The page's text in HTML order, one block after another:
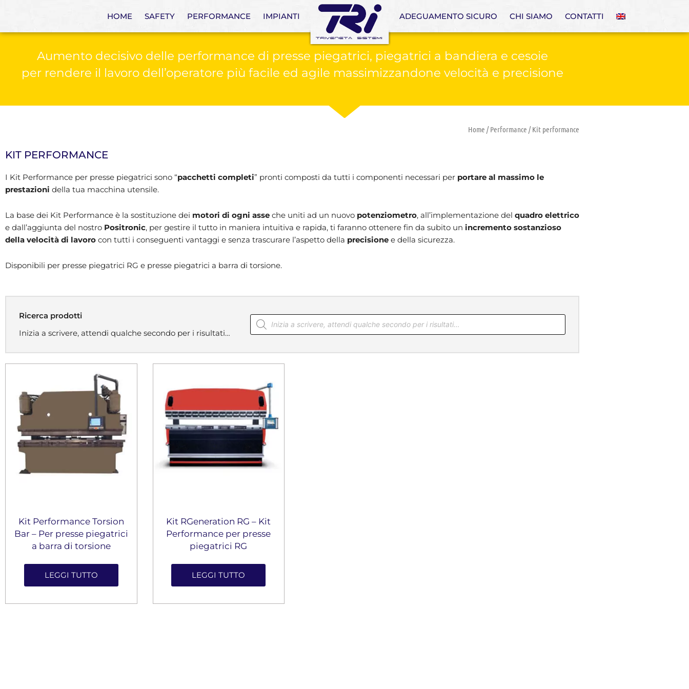
HOME SAFETY PERFORMANCE IMPIANTI ADEGUAMENTO SICURO CHI SIAMO CONTATTI
Aumento decisivo delle performance di presse piegatrici, piegatrici a bandiera e cesoie
per rendere il lavoro dell’operatore più facile ed agile massimizzandone velocità e precisione
Home /Performance / Kit performance
KIT PERFORMANCE
I Kit Performance per presse piegatrici sono “pacchetti completi” pronti composti da tutti i componenti necessari per portare al massimo le
prestazioni della tua macchina utensile.
La base dei Kit Performance è la sostituzione dei motori di ogni asse che uniti ad un nuovo potenziometro, all’implementazione del quadro elettrico
e dall’aggiunta del nostro Positronic, per gestire il tutto in maniera intuitiva e rapida, ti faranno ottenere fin da subito un incremento sostanzioso
della velocità di lavoro con tutti i conseguenti vantaggi e senza trascurare l’aspetto della precisione e della sicurezza.
Disponibili per presse piegatrici RG e presse piegatrici a barra di torsione.
Ricerca prodotti
Inizia a scrivere, attendi qualche secondo per i risultati…
Products
search
Kit Performance Torsion
Bar – Per presse piegatrici
a barra di torsione
LEGGI TUTTO
Kit RGeneration RG – Kit
Performance per presse
piegatrici RG
LEGGI TUTTO